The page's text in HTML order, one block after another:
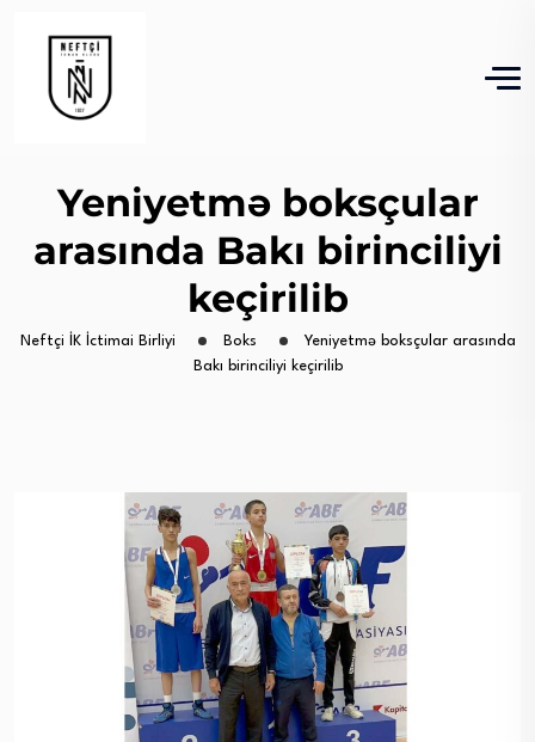
Yeniyetmə boksçular
arasında Bakı birinciliyi
keçirilib
Neftçi İK İctimai Birliyi Boks
Yeniyetmə boksçular arasında
Bakı birinciliyi keçirilib